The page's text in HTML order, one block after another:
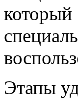
Этапы